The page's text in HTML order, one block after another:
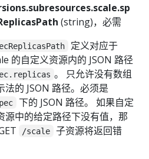
(string)，必需
定义对应于
的自定义资源内的 JSON 路径
。 只允许没有数组
法的 JSON 路径。必须是
下的 JSON 路径。 如果自定
源中的给定路径下没有值，那
/scale
子资源将返回错